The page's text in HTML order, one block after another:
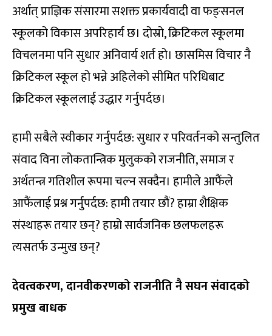
अर्थात् प्राज्ञिक संसारमा सशक्त प्रकार्यवादी वा फङ्सनल
स्कूलको विकास अपरिहार्य छ। दोस्रो, क्रिटिकल स्कूलमा
विचलनमा पनि सुधार अनिवार्य शर्त हो। छासमिस विचार नै
क्रिटिकल स्कूल हो भन्ने अहिलेको सीमित परिधिबाट
क्रिटिकल स्कूललाई उद्धार गर्नुपर्दछ।
हामी सबैले स्वीकार गर्नुपर्दछ: सुधार र परिवर्तनको सन्तुलित
संवाद विना लोकतान्त्रिक मुलुकको राजनीति, समाज र
अर्थतन्त्र गतिशील रूपमा चल्न सक्दैन। हामीले आफैंले
आफैंलाई प्रश्न गर्नुपर्दछ: हामी तयार छौं? हाम्रा शैक्षिक
संस्थाहरू तयार छन्? हाम्रो सार्वजनिक छलफलहरू
त्यसतर्फ उन्मुख छन्?
देवत्वकरण, दानवीकरणको राजनीति नै सघन संवादको
प्रमुख बाधक